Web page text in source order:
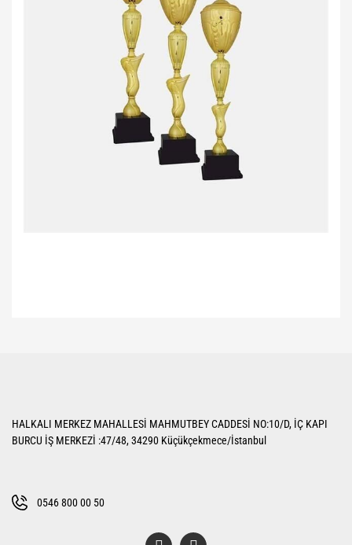
Ürün açıklamasında eksik bilgiler bulunuyor.
Bu ürüne benzer farklı alternatifler olmalı.
HALKALI MERKEZ MAHALLESİ MAHMUTBEY CADDESİ NO:10/D, İÇ KAPI
BURCU İŞ MERKEZİ :47/48, 34290 Küçükçekmece/İstanbul
0546 800 00 50